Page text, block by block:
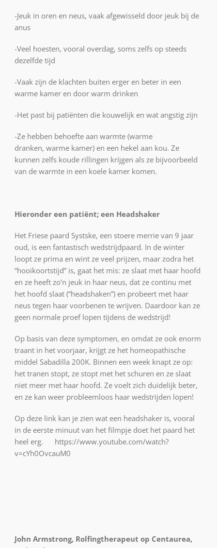
-Jeuk in oren en neus, vaak afgewisseld door jeuk bij de
anus
-Veel hoesten, vooral overdag, soms zelfs op steeds
dezelfde tijd
-Vaak zijn de klachten buiten erger en beter in een
warme kamer en door warm drinken
-Het past bij patiënten die kouwelijk en wat angstig zijn
-Ze hebben behoefte aan warmte (warme
dranken, warme kamer) en een hekel aan kou. Ze
kunnen zelfs koude rillingen krijgen als ze bijvoorbeeld
van de warmte in een koele kamer komen.
Hieronder een patiënt; een Headshaker
Het Friese paard Systske, een stoere merrie van 9 jaar
oud, is een fantastisch wedstrijdpaard. In de winter
loopt ze prima en wint ze veel prijzen, maar zodra het
“hooikoortstijd” is, gaat het mis: ze slaat met haar hoofd
en ze heeft zo’n jeuk in haar neus, dat ze continu met
het hoofd slaat (“headshaken”) en probeert met haar
neus tegen haar voorbenen te wrijven. Daardoor kan ze
geen normale proef lopen tijdens de wedstrijd!
Op basis van deze symptomen, en omdat ze ook enorm
traant in het voorjaar, krijgt ze het homeopathische
middel Sabadilla 200K. Binnen een week knapt ze op:
het tranen stopt, ze stopt met het schuren en ze slaat
niet meer met haar hoofd. Ze voelt zich duidelijk beter,
en ze kan weer probleemloos haar wedstrijden lopen!
Op deze link kan je zien wat een headshaker is, vooral
in de eerste minuut van het filmpje doet het paard het
heel erg. https://www.youtube.com/watch?
v=cYh0OvcauM0
John Armstrong, Rolfingtherapeut op Centaurea,